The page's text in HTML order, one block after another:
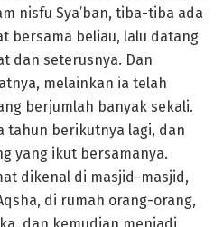
nisfu Sya’ban, tiba-tiba ada
bersama beliau, lalu datang
dan seterusnya. Dan
melainkan ia telah
berjumlah banyak sekali.
tahun berikutnya lagi, dan
yang ikut bersamanya.
dikenal di masjid-masjid,
di rumah orang-orang,